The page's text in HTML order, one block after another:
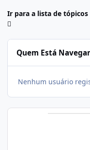
Ir para a lista de tópicos
Quem Está
Nenhum usuário